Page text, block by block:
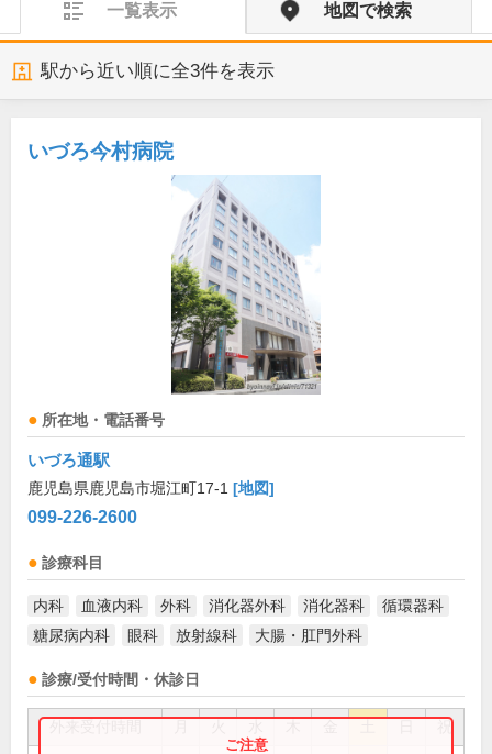
一覧表示 地図で検索
駅から近い順に全3件を表示
いづろ今村病院
所在地・電話番号
いづろ通駅
鹿児島県鹿児島市堀江町17-1 [地図]
099-226-2600
診療科目
内科 血液内科 外科 消化器外科 消化器科
循環器科
糖尿病内科
眼科 放射線科 大腸・肛門外科
診療/受付時間・休診日
祝